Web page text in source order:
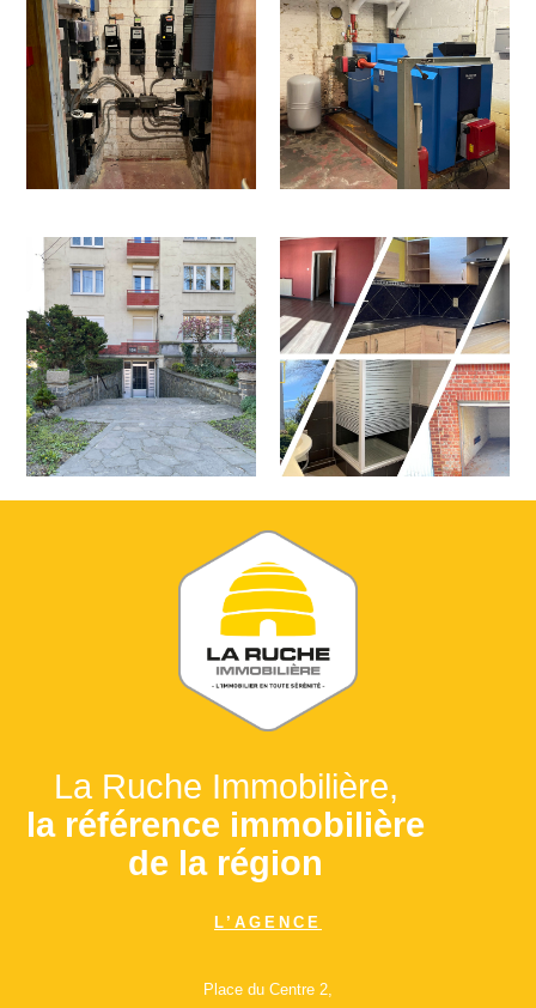
La Ruche Immobilière,
la référence immobilière
de la région
L’AGENCE
Place du Centre 2,